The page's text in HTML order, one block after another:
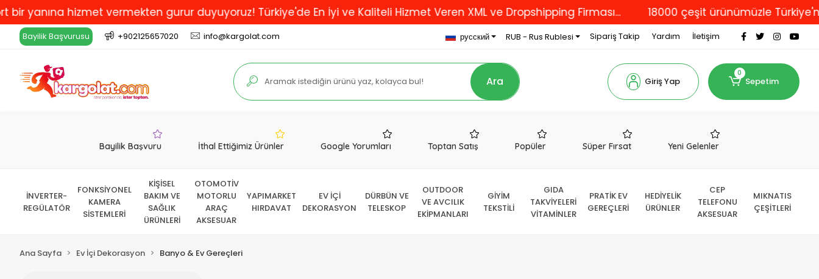
hizmet vermekten gurur duyuyoruz! Türkiye'de En İyi ve Kaliteli Hizmet Veren XML ve Dropshipping Firması... 18000 çeşit ürünümüzle Türkiye'nin dört
Bayilik Başvurusu +902125657020 info@kargolat.com русский RUB - Rus Rublesi Sipariş Takip Yardım İletişim
Ara Giriş Yap
0
Sepetim
Bayilik Başvuru İthal Ettiğimiz Ürünler Google Yorumları Toptan Satış Popüler Süper Fırsat Yeni Gelenler
İNVERTER-
REGÜLATÖR
FONKSİYONEL
KAMERA
SİSTEMLERİ
KİŞİSEL
BAKIM VE
SAĞLIK
ÜRÜNLERİ
OTOMOTİV
MOTORLU
ARAÇ
AKSESUAR
YAPIMARKET
HIRDAVAT
EV İÇİ
DEKORASYON
DÜRBÜN VE
TELESKOP
OUTDOOR
VE AVCILIK
EKİPMANLARI
GİYİM
TEKSTİLİ
GIDA
TAKVİYELERİ
VİTAMİNLER
PRATİK EV
GEREÇLERİ
HEDİYELİK
ÜRÜNLER
CEP
TELEFONU
AKSESUAR
MIKNATIS
ÇEŞİTLERİ
Ana Sayfa Ev İçi Dekorasyon Banyo & Ev Gereçleri